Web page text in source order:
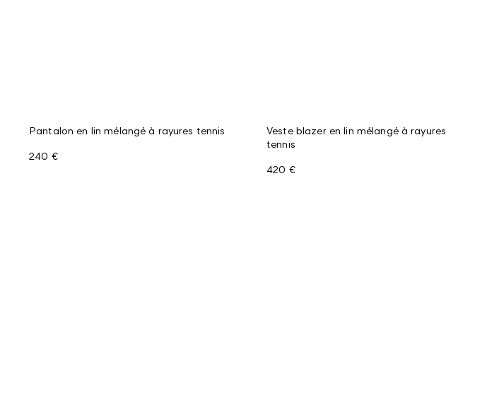
Pantalon en lin mélangé à rayures tennis
240 €
Veste blazer en lin mélangé à rayures
tennis
420 €